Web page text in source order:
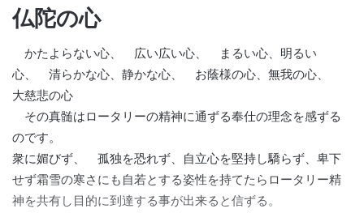
仏陀の心
かたよらない心、 広い広い心、 まるい心、明るい
心、 清らかな心、静かな心、 お蔭様の心、無我の心、
大慈悲の心
その真髄はロータリーの精神に通ずる奉仕の理念を感ずる
のです。
衆に媚びず、 孤独を恐れず、自立心を堅持し驕らず、卑下
せず霜雪の寒さにも自若とする姿性を持てたらロータリー精
神を共有し目的に到達する事が出来ると信ずる。